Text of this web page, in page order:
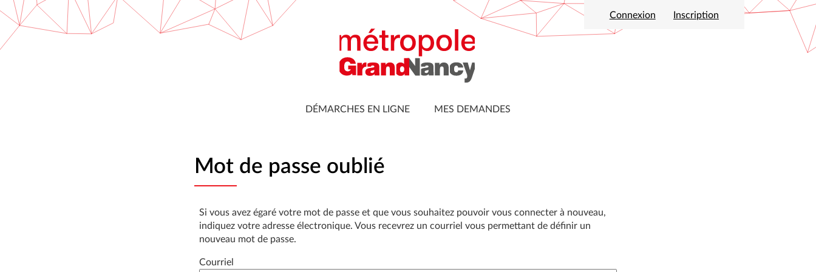
Connexion Inscription
DÉMARCHES EN LIGNE MES DEMANDES
Mot de passe oublié
Si vous avez égaré votre mot de passe et que vous souhaitez pouvoir vous connecter à nouveau,
indiquez votre adresse électronique. Vous recevrez un courriel vous permettant de définir un
nouveau mot de passe.
Courriel